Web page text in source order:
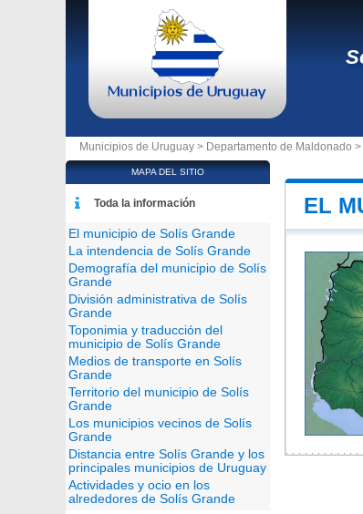
Municipios de Uruguay > Departamento de Maldonado >
EL
MAPA DEL SITIO
Toda la información
El municipio de Solís Grande
La intendencia de Solís Grande
Demografía del municipio de Solís
Grande
División administrativa de Solís
Grande
Toponimia y traducción del
municipio de Solís Grande
Medios de transporte en Solís
Grande
Territorio del municipio de Solís
Grande
Los municipios vecinos de Solís
Grande
Distancia entre Solís Grande y los
principales municipios de Uruguay
Actividades y ocio en los
alrededores de Solís Grande